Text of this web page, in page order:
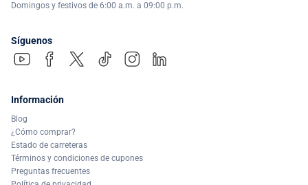
Domingos y festivos de 6:00 a.m. a 09:00 p.m.
Síguenos
Información
Blog
¿Cómo comprar?
Estado de carreteras
Términos y condiciones de cupones
Preguntas frecuentes